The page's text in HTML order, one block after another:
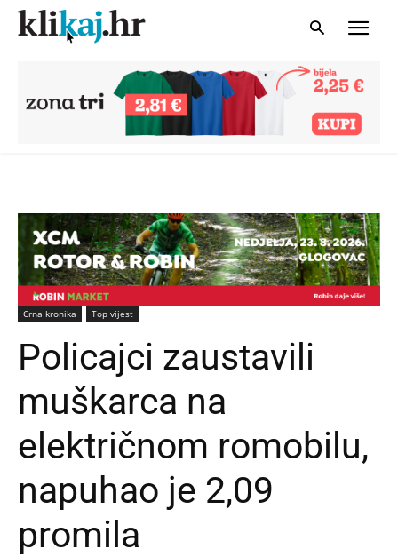
Crna kronika Top vijest
Policajci zaustavili
muškarca na
električnom romobilu,
napuhao je 2,09
promila